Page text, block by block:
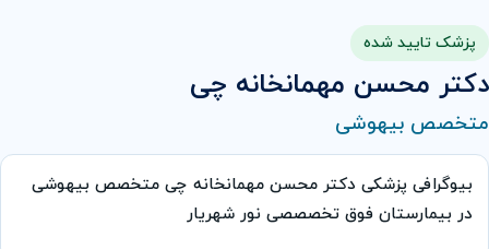
پزشک تایید شده
دکتر محسن مهمانخانه چی
متخصص بیهوشی
بیوگرافی پزشکی دکتر محسن مهمانخانه چی متخصص بیهوشی
در بیمارستان فوق تخصصصی نور شهریار